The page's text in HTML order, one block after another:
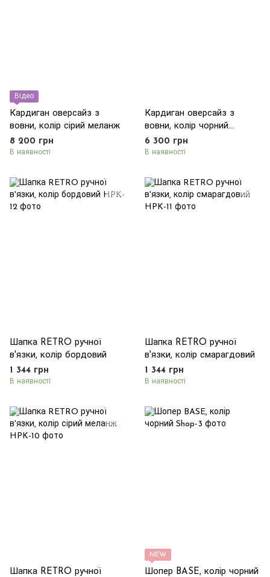
Відео
Кардиган оверсайз з
вовни, колір сірий меланж
8 200 грн
В наявності
Кардиган оверсайз з
вовни, колір чорний
меланж
6 300 грн
В наявності
Шапка RETRO ручної
в'язки, колір бордовий
1 344 грн
В наявності
Шапка RETRO ручної
в'язки, колір смарагдовий
1 344 грн
В наявності
Шапка RETRO ручної
NEW
Шопер BASE, колір чорний